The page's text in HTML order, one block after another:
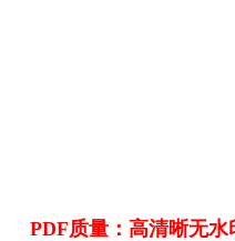
PDF质量：高清晰无水